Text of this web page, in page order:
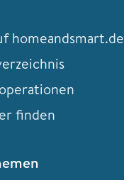
homeandsmart.de
finden